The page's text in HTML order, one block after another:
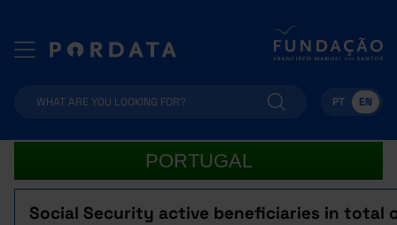
PT EN
PORTUGAL
Social Security active beneficiaries in total